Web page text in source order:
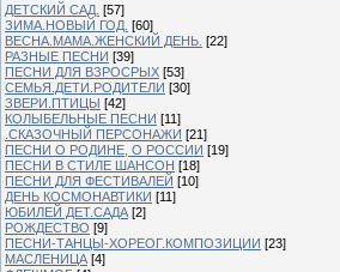
ДЕТСКИЙ САД. [57]
ЗИМА.НОВЫЙ ГОД. [60]
ВЕСНА.МАМА.ЖЕНСКИЙ ДЕНЬ. [22]
РАЗНЫЕ ПЕСНИ [39]
ПЕСНИ ДЛЯ ВЗРОСРЫХ [53]
СЕМЬЯ.ДЕТИ.РОДИТЕЛИ [30]
ЗВЕРИ.ПТИЦЫ [42]
КОЛЫБЕЛЬНЫЕ ПЕСНИ [11]
.СКАЗОЧНЫЙ ПЕРСОНАЖИ [21]
ПЕСНИ О РОДИНЕ, О РОССИИ [19]
ПЕСНИ В СТИЛЕ ШАНСОН [18]
ПЕСНИ ДЛЯ ФЕСТИВАЛЕЙ [10]
ДЕНЬ КОСМОНАВТИКИ [11]
ЮБИЛЕЙ ДЕТ.САДА [2]
РОЖДЕСТВО [9]
ПЕСНИ-ТАНЦЫ-ХОРЕОГ.КОМПОЗИЦИИ [23]
МАСЛЕНИЦА [4]